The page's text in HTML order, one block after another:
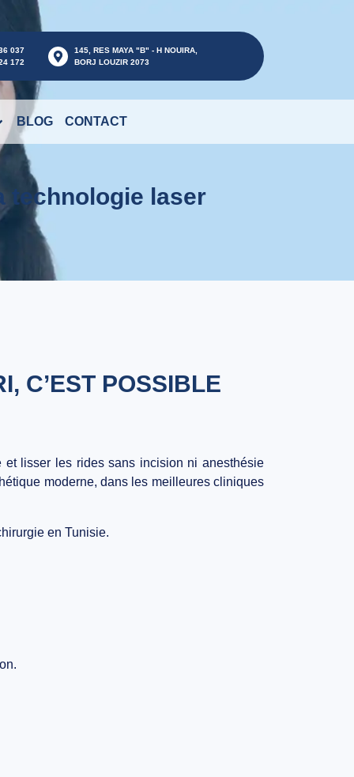
037
172
145, RES MAYA "B" - H NOUIRA,
BORJ LOUZIR 2073
BLOG CONTACT
technologie laser
C’EST POSSIBLE
lisser les rides sans incision ni anesthésie
moderne, dans les meilleures cliniques
en Tunisie.